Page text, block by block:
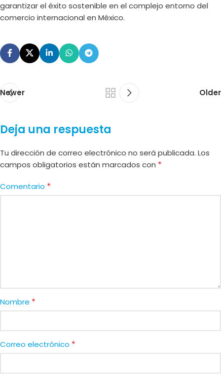
garantizar el éxito sostenible en el complejo entorno del
comercio internacional en México.
Newer Older
Deja una respuesta
Tu dirección de correo electrónico no será publicada. Los
campos obligatorios están marcados con *
Comentario *
Nombre *
Correo electrónico *